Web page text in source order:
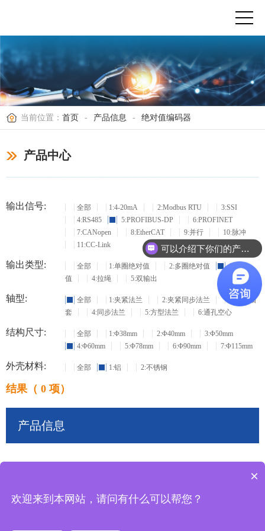
当前位置： 首页 - 产品信息 - 绝对值编码器
产品中心
输出信号: 全部 1:4-20mA 2:Modbus RTU
3:SSI
4:RS485
5:PROFIBUS-DP
6:PROFINET
7:CANopen
8:EtherCAT 9:并行
10:脉冲
11:CC-Link
输出类型: 全部 1:单圈绝对值 2:多圈绝对值
3:增量
值
4:拉绳 5:双输出
轴型: 全部 1:夹紧法兰 2:夹紧同步法兰
3:盲孔轴
套
4:同步法兰 5:方型法兰 6:通孔空心
结构尺寸: 全部 1:Φ38mm 2:Φ40mm
3:Φ50mm
4:Φ60mm
5:Φ78mm 6:Φ90mm 7:Φ115mm
外壳材料: 全部 1:铝 2:不锈钢
结果（ 0 项）
产品信息
可以介绍下你们的产品么？
×
欢迎来到本网站，请问有什么可以帮您？